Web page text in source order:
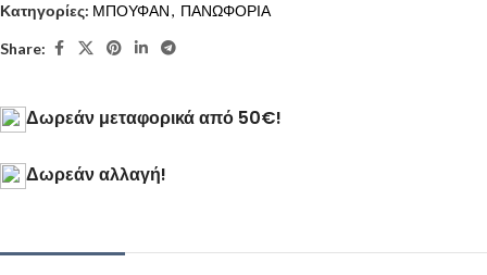
Κατηγορίες: ΜΠΟΥΦΑΝ, ΠΑΝΩΦΟΡΙΑ
Share:
Δωρεάν μεταφορικά από 50€!
Δωρεάν αλλαγή!